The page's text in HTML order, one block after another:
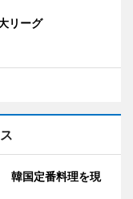
リーグ
韓国定番料理を現